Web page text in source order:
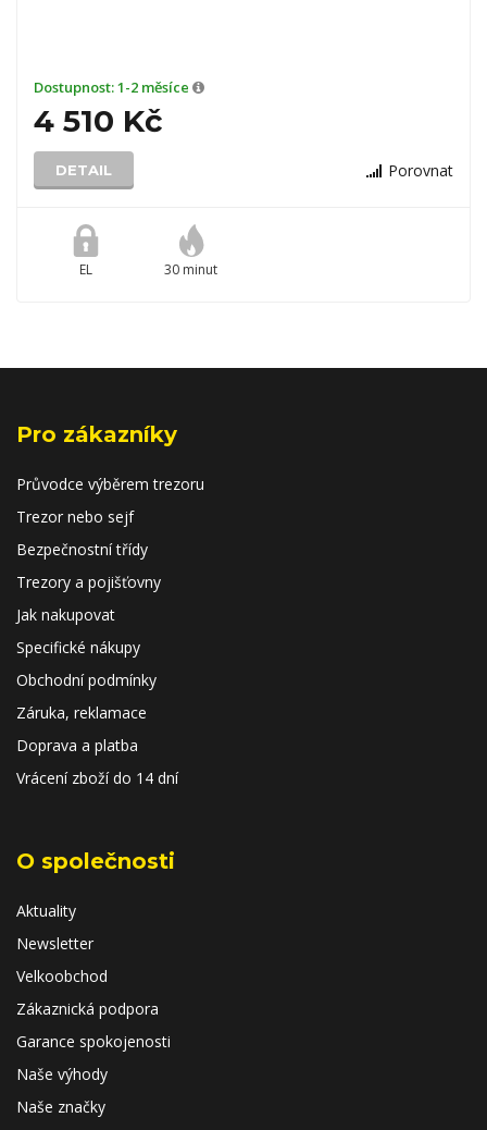
Dostupnost:1-2 měsíce
4 510 Kč
DETAIL Porovnat
EL 30 minut
Pro zákazníky
Průvodce výběrem trezoru
Trezor nebo sejf
Bezpečnostní třídy
Trezory a pojišťovny
Jak nakupovat
Specifické nákupy
Obchodní podmínky
Záruka, reklamace
Doprava a platba
Vrácení zboží do 14 dní
O společnosti
Aktuality
Newsletter
Velkoobchod
Zákaznická podpora
Garance spokojenosti
Naše výhody
Naše značky